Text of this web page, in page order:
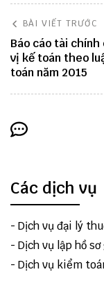
BÀI VIẾT TRƯỚC
Báo cáo tài chính
vị kế toán theo
toán năm 2015
Các dịch vụ
- Dịch vụ đại lý
- Dịch vụ lập hồ
- Dịch vụ kiểm